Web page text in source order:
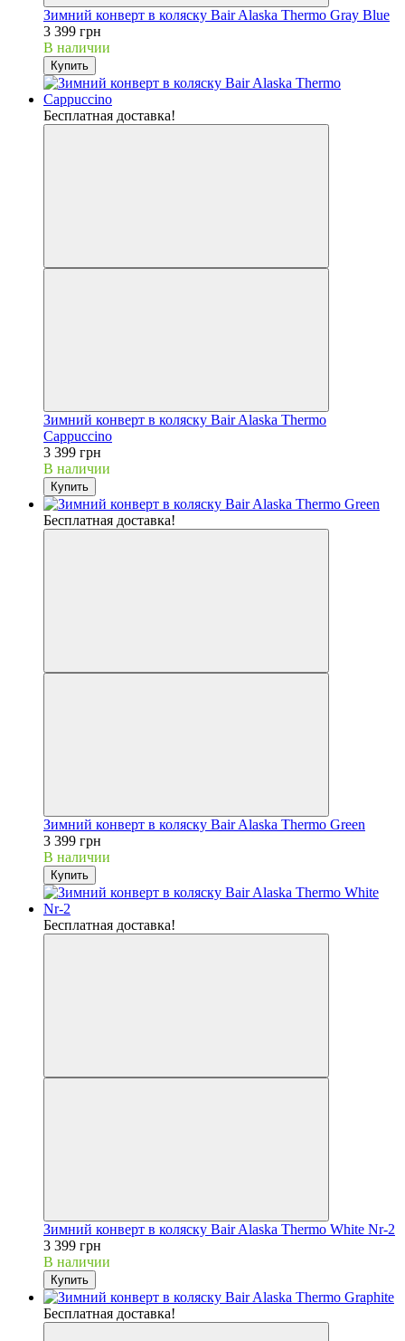
Зимний конверт в коляску Bair Alaska Thermo Gray Blue
3 399 грн
В наличии
Купить
Бесплатная доставка!
Зимний конверт в коляску Bair Alaska Thermo
Cappuccino
3 399 грн
В наличии
Купить
Бесплатная доставка!
Зимний конверт в коляску Bair Alaska Thermo Green
3 399 грн
В наличии
Купить
Бесплатная доставка!
Зимний конверт в коляску Bair Alaska Thermo White Nr-2
3 399 грн
В наличии
Купить
Бесплатная доставка!